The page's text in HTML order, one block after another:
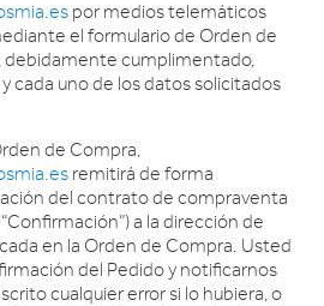
por medios telemáticos
el formulario de Orden de
debidamente cumplimentado,
cada uno de los datos solicitados
de Compra,
remitirá de forma
del contrato de compraventa
a la dirección de
en la Orden de Compra. Usted
del Pedido y notificarnos
cualquier error si lo hubiera, o